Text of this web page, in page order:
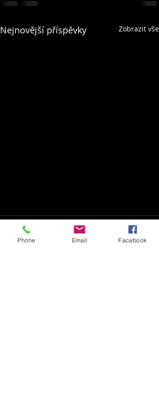
Nejnovější příspěvky Zobrazit vše
Komentáře
Phone Email Facebook